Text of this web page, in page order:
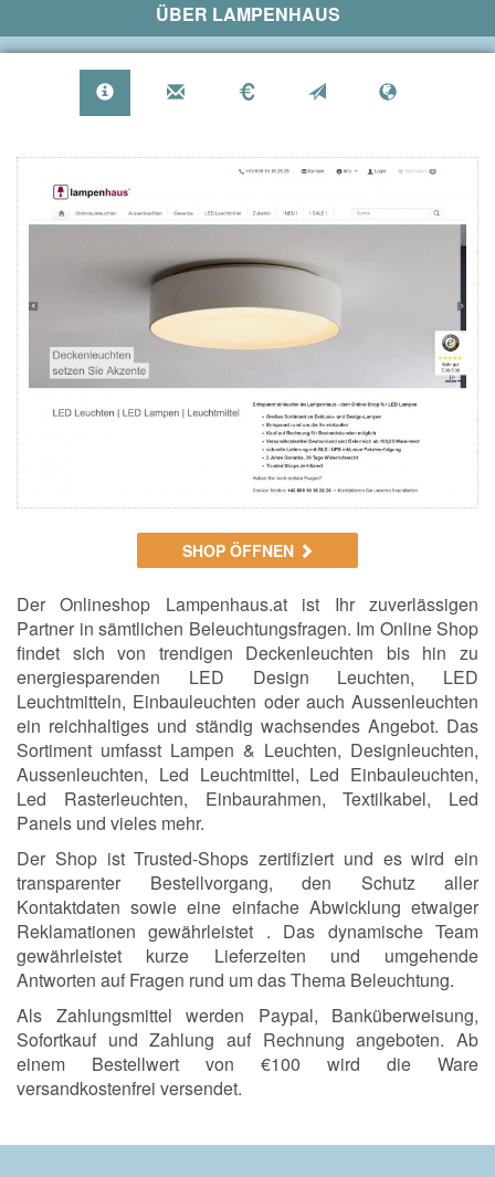
ÜBER LAMPENHAUS
SHOP ÖFFNEN
Der Onlineshop Lampenhaus.at ist Ihr zuverlässigen
Partner in sämtlichen Beleuchtungsfragen. Im Online Shop
findet sich von trendigen Deckenleuchten bis hin zu
energiesparenden LED Design Leuchten, LED
Leuchtmitteln, Einbauleuchten oder auch Aussenleuchten
ein reichhaltiges und ständig wachsendes Angebot. Das
Sortiment umfasst Lampen & Leuchten, Designleuchten,
Aussenleuchten, Led Leuchtmittel, Led Einbauleuchten,
Led Rasterleuchten, Einbaurahmen, Textilkabel, Led
Panels und vieles mehr.
Der Shop ist Trusted-Shops zertifiziert und es wird ein
transparenter Bestellvorgang, den Schutz aller
Kontaktdaten sowie eine einfache Abwicklung etwaiger
Reklamationen gewährleistet . Das dynamische Team
gewährleistet kurze Lieferzeiten und umgehende
Antworten auf Fragen rund um das Thema Beleuchtung.
Als Zahlungsmittel werden Paypal, Banküberweisung,
Sofortkauf und Zahlung auf Rechnung angeboten. Ab
einem Bestellwert von €100 wird die Ware
versandkostenfrei versendet.